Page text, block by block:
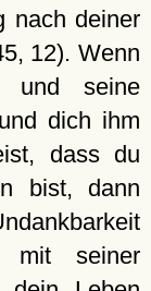
nach deiner
12). Wenn
und seine
dich ihm
dass du
bist, dann
mit seiner